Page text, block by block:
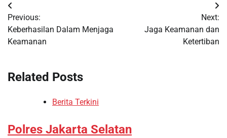
Post
navigation
Previous:
Keberhasilan Dalam Menjaga
Keamanan
Next:
Jaga Keamanan dan
Ketertiban
Related Posts
Berita Terkini
Polres Jakarta Selatan